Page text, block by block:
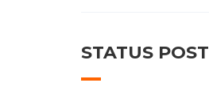
STATUS POST